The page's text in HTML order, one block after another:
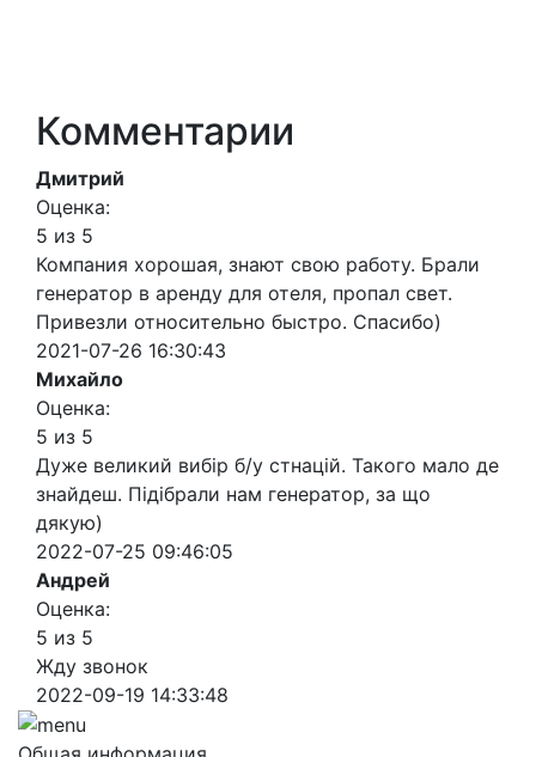
Комментарии
Дмитрий
Оценка:
5 из 5
Компания хорошая, знают свою работу. Брали
генератор в аренду для отеля, пропал свет.
Привезли относительно быстро. Спасибо)
2021-07-26 16:30:43
Михайло
Оценка:
5 из 5
Дуже великий вибір б/у стнацій. Такого мало де
знайдеш. Підібрали нам генератор, за що
дякую)
2022-07-25 09:46:05
Андрей
Оценка:
5 из 5
Жду звонок
2022-09-19 14:33:48